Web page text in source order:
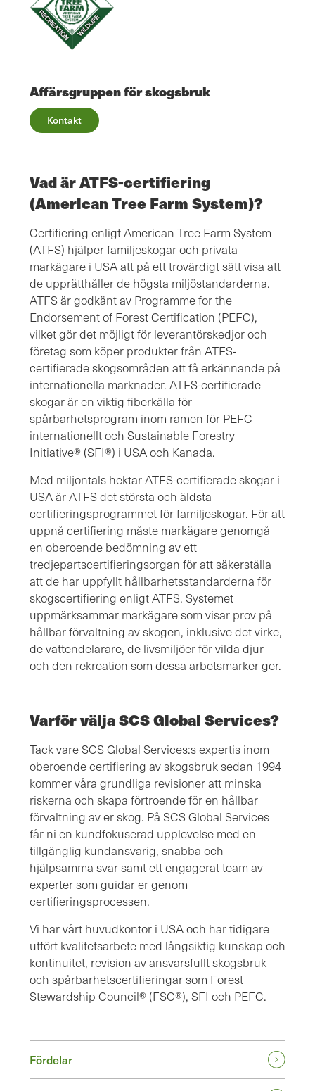
Affärsgruppen för skogsbruk
Kontakt
Vad är ATFS-certifiering
(American Tree Farm System)?
Certifiering enligt American Tree Farm System
(ATFS) hjälper familjeskogar och privata
markägare i USA att på ett trovärdigt sätt visa att
de upprätthåller de högsta miljöstandarderna.
ATFS är godkänt av Programme for the
Endorsement of Forest Certification (PEFC),
vilket gör det möjligt för leverantörskedjor och
företag som köper produkter från ATFS-
certifierade skogsområden att få erkännande på
internationella marknader. ATFS-certifierade
skogar är en viktig fiberkälla för
spårbarhetsprogram inom ramen för PEFC
internationellt och Sustainable Forestry
Initiative® (SFI®) i USA och Kanada.
Med miljontals hektar ATFS-certifierade skogar i
USA är ATFS det största och äldsta
certifieringsprogrammet för familjeskogar. För att
uppnå certifiering måste markägare genomgå
en oberoende bedömning av ett
tredjepartscertifieringsorgan för att säkerställa
att de har uppfyllt hållbarhetsstandarderna för
skogscertifiering enligt ATFS. Systemet
uppmärksammar markägare som visar prov på
hållbar förvaltning av skogen, inklusive det virke,
de vattendelarare, de livsmiljöer för vilda djur
och den rekreation som dessa arbetsmarker ger.
Varför välja SCS Global Services?
Tack vare SCS Global Services:s expertis inom
oberoende certifiering av skogsbruk sedan 1994
kommer våra grundliga revisioner att minska
riskerna och skapa förtroende för en hållbar
förvaltning av er skog. På SCS Global Services
får ni en kundfokuserad upplevelse med en
tillgänglig kundansvarig, snabba och
hjälpsamma svar samt ett engagerat team av
experter som guidar er genom
certifieringsprocessen.
Vi har vårt huvudkontor i USA och har tidigare
utfört kvalitetsarbete med långsiktig kunskap och
kontinuitet, revision av ansvarsfullt skogsbruk
och spårbarhetscertifieringar som Forest
Stewardship Council® (FSC®), SFI och PEFC.
Fördelar